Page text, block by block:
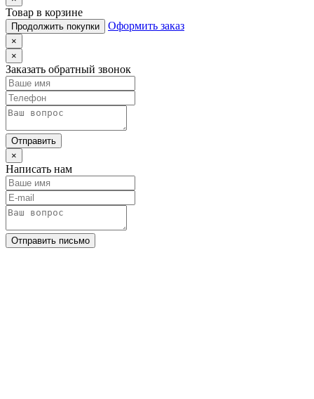
Товар в корзине
Продолжить покупки Оформить заказ
×
×
Заказать обратный звонок
Отправить
×
Написать нам
Отправить письмо